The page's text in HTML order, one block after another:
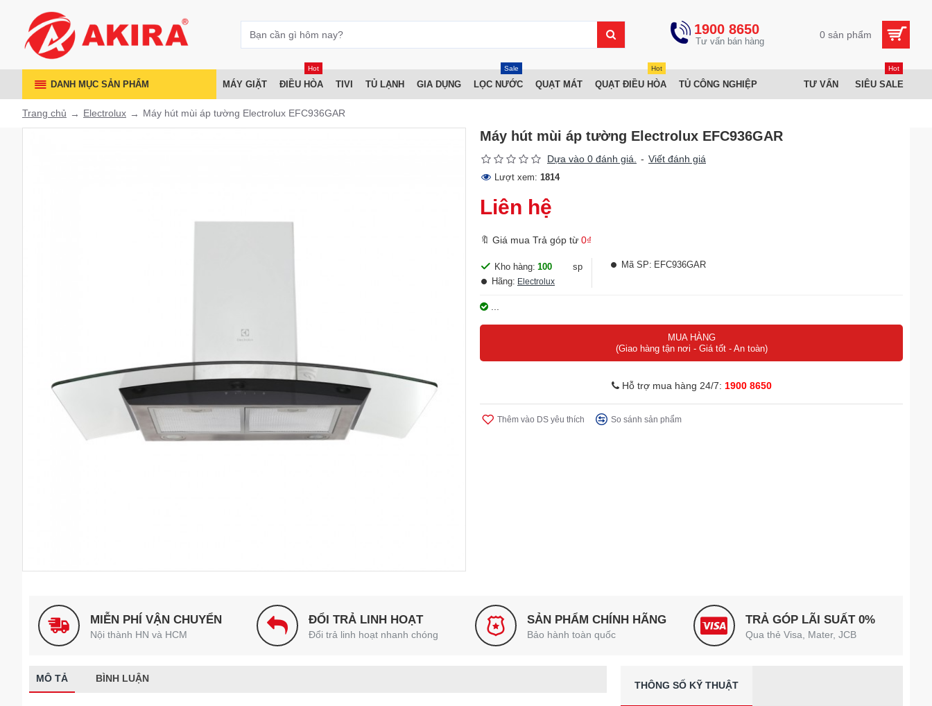
1900 8650 0 sản phẩm
DANH MỤC SẢN PHẨM MÁY GIẶT ĐIỀU HÒA
Hot
TIVI TỦ LẠNH GIA DỤNG LỌC NƯỚC
Sale
QUẠT MÁT QUẠT ĐIỀU HÒA
Hot
TỦ CÔNG NGHIỆP TƯ VẤN SIÊU SALE
Hot
Trang chủ Electrolux Máy hút mùi áp tường Electrolux EFC936GAR
Máy hút mùi áp tường Electrolux EFC936GAR
Dựa vào 0 đánh giá. - Viết đánh giá
Lượt xem: 1814
Liên hệ
🔖 Giá mua Trả góp từ 0₫
Kho hàng: 100
sp
Hãng: Electrolux
Mã SP: EFC936GAR
MUA HÀNG
(Giao hàng tận nơi - Giá tốt - An toàn)
Hỗ trợ mua hàng 24/7: 1900 8650
Thêm vào DS yêu thích So sánh sản phẩm
MIỄN PHÍ VẬN CHUYỂN
Nội thành HN và HCM
ĐỔI TRẢ LINH HOẠT
Đổi trả linh hoạt nhanh chóng
SẢN PHẨM CHÍNH HÃNG
Bảo hành toàn quốc
TRẢ GÓP LÃI SUẤT 0%
Qua thẻ Visa, Mater, JCB
MÔ TẢ BÌNH LUẬN
THÔNG SỐ KỸ THUẬT